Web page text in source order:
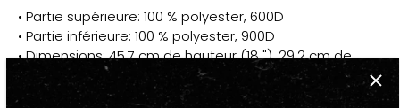
• Partie supérieure: 100 % polyester, 600D
• Partie inférieure: 100 % polyester, 900D
• Dimensions: 45,7 cm de hauteur (18 "), 29,2 cm de
largeur (11½ "), 15,9 cm de profondeur (6¼ ")
• Poids du produit: 464 g (1,02 lb)